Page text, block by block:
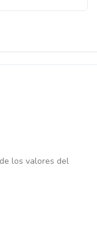
los valores del